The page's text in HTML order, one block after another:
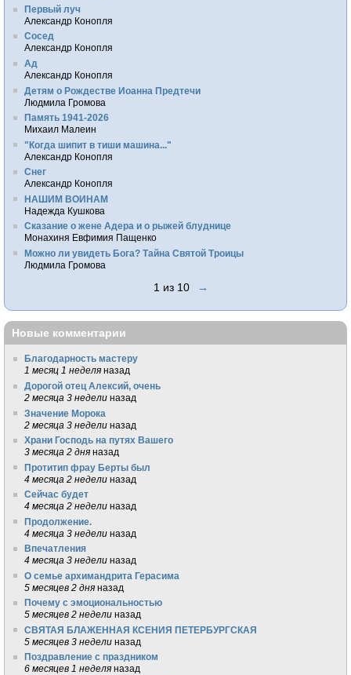
Первый луч
Александр Конопля
Сосед
Александр Конопля
Ад
Александр Конопля
Детям о Рождестве Иоанна Предтечи
Людмила Громова
Память 1941-2026
Михаил Малеин
"Когда шипит в тиши машина..."
Александр Конопля
Снег
Александр Конопля
НАШИМ ВОИНАМ
Надежда Кушкова
Сказание о жене Адера и о рыжей блуднице
Монахиня Евфимия Пащенко
Можно ли увидеть Бога? Тайна Святой Троицы
Людмила Громова
1 из 10 →
Новые комментарии
Благодарность мастеру
1 месяц 1 неделя назад
Дорогой отец Алексий, очень
2 месяца 3 недели назад
Значение Морока
2 месяца 3 недели назад
Храни Господь на путях Вашего
3 месяца 2 дня назад
Протитип фрау Берты был
4 месяца 2 недели назад
Сейчас будет
4 месяца 2 недели назад
Продолжение.
4 месяца 3 недели назад
Впечатления
4 месяца 3 недели назад
О семье архимандрита Герасима
5 месяцев 2 дня назад
Почему с эмоциональностью
5 месяцев 2 недели назад
СВЯТАЯ БЛАЖЕННАЯ КСЕНИЯ ПЕТЕРБУРГСКАЯ
5 месяцев 3 недели назад
Поздравление с праздником
6 месяцев 1 неделя назад